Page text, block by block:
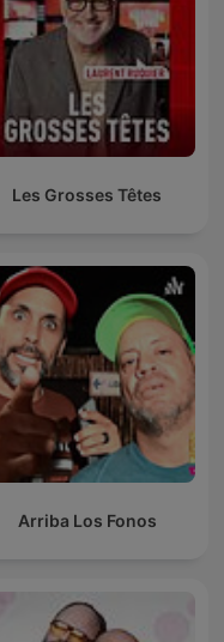
Les Grosses Têtes
Arriba Los Fonos